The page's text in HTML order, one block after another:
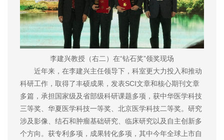
李建兴教授（右二）在“钻石奖”领奖现场
近年来，在李建兴主任领导下，科室更大力投入和推动
科研工作，取得了丰硕成果，发表SCI文章和核心期刊文章
多篇，承担国家级及省部级科研课题多项，获中华医学科技
三等奖、华夏医学科技一等奖、北京医学科技二等奖。研究
涉及影像、结石和肿瘤基础研究、临床研究以及自主创新多
个方向。获专利多项，成果转化多项，其中今年全球上市自